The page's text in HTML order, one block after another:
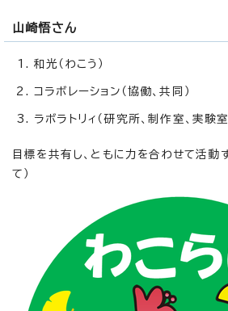
山崎悟さん
和光（わこう）
コラボレーション（協働、共同）
ラボラトリィ（研究所、制作室、実験室
目標を共有し、ともに力を合わせて活動
て）